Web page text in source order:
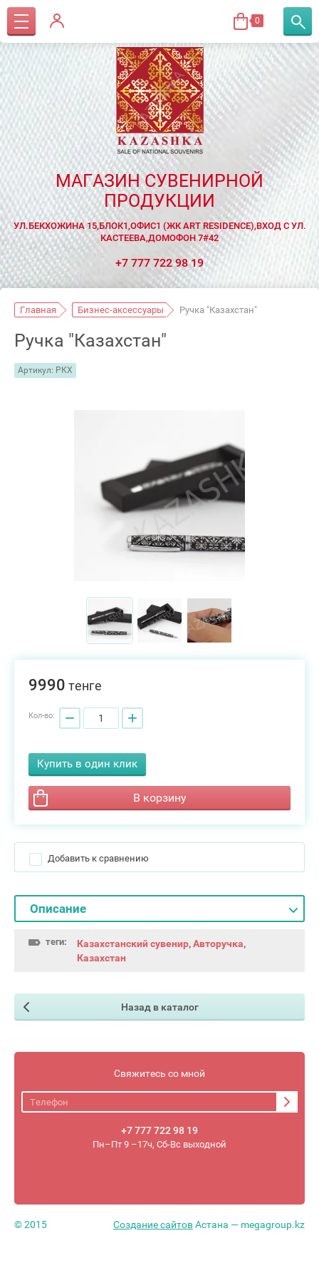
0
МАГАЗИН СУВЕНИРНОЙ
ПРОДУКЦИИ
УЛ.БЕКХОЖИНА 15,БЛОК1,ОФИС1 (ЖК ART RESIDENCE),ВХОД С УЛ.
КАСТЕЕВА,ДОМОФОН 7#42
+7 777 722 98 19
Главная Бизнес-аксессуары Ручка "Казахстан"
Ручка "Казахстан"
Артикул: РКХ
9990 тенге
Кол-во: − +
Купить в один клик
В корзину
Добавить к сравнению
Описание
теги: Казахстанский сувенир,Авторучка,
Казахстан
Назад в каталог
Свяжитесь со мной
+7 777 722 98 19
Пн–Пт 9 –17ч, Сб-Вс выходной
© 2015 Создание сайтовАстана — megagroup.kz